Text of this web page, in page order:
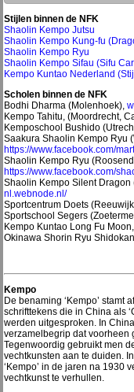
Stijlen binnen de NFK
Shaolin Kempo Jutsu
Shaolin Kempo Kung-fu
Shaolin Kempo Ryu
Shaolin Kempo Sifau (Sifu
Kempo Kuntao Nederland
Scholen binnen de NFK
Bodhi Dharma (Molenhoek),
Kempo Tahitu, (Moordrecht,
Kemposchool Bushido
Saakura Shaolin Kempo Ryu
https://www.facebook.com/
Shaolin Kempo Ryu
https://www.facebook.com/
Shaolin Kempo Silent Dragon
nl.webnode.nl/
Sportcentrum Doets
Sportschool Segers
Kempo Kuntao Long Fu
Okinawa Shorin Ryu
Kempo
De benaming ‘Kempo’ stamt
schrifttekens die in China als
werden uitgesproken. In
verzamelbegrip dat voorheen
Tegenwoordig gebruikt men
vechtkunsten aan te duiden.
‘Kempo’ in de jaren na 1930
vechtkunst te verhullen.